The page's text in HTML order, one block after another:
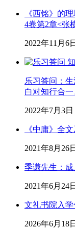
《西铭》的
4卷第2章<张
2022年11月6日
乐习答问：
白对知行合
2022年7月3日
《中庸》全
2021年8月26日
季谦先生：
2021年6月24日
文礼书院入学
2026年6月18日